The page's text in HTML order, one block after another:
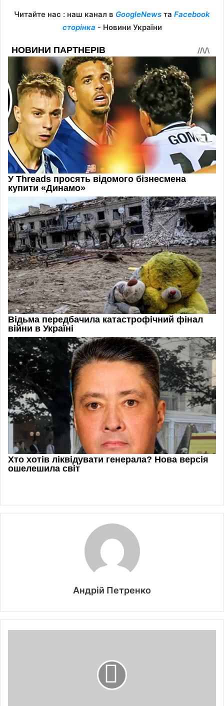
Читайте нас : наш канал в GoogleNews та Facebook
сторінка - Новини України
Андрій Петренко